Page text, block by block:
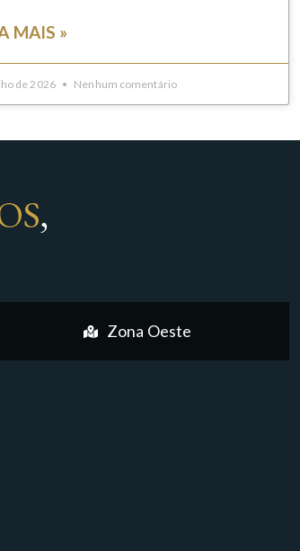
MAIS »
de 2026 Nenhum comentário
,
Zona Oeste